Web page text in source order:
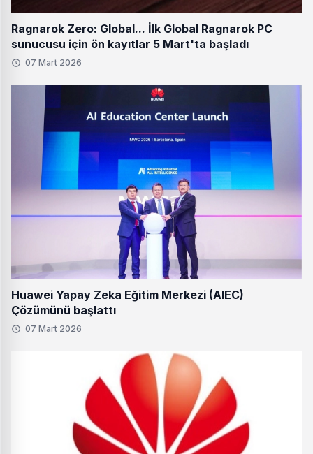
Ragnarok Zero: Global... İlk Global Ragnarok PC
sunucusu için ön kayıtlar 5 Mart'ta başladı
07 Mart 2026
Huawei Yapay Zeka Eğitim Merkezi (AIEC)
Çözümünü başlattı
07 Mart 2026